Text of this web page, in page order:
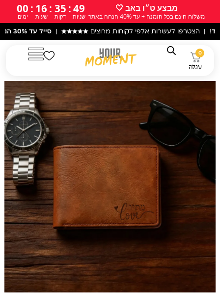
לתוכן
מבצע ט״ו באב 🤍
משלוח חינם בכל הזמנה + עד 40% הנחה באתר
48
שניות
:
35
דקות
:
16
שעות
:
00
ימים
לעשרות אלפי לקוחות מרוצים★★★★★
|סייל עד 30% הנחה
0
עגלה